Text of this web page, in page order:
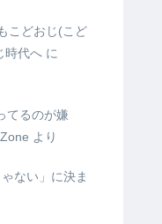
こどおじ(こど
時代へ に
てるのが嫌
より
ない」に決ま